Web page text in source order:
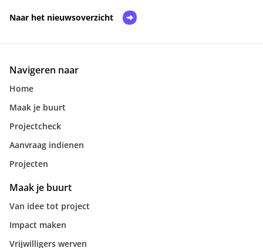
Naar het nieuwsoverzicht
Navigeren naar
Home
Maak je buurt
Projectcheck
Aanvraag indienen
Projecten
Maak je buurt
Van idee tot project
Impact maken
Vrijwilligers werven